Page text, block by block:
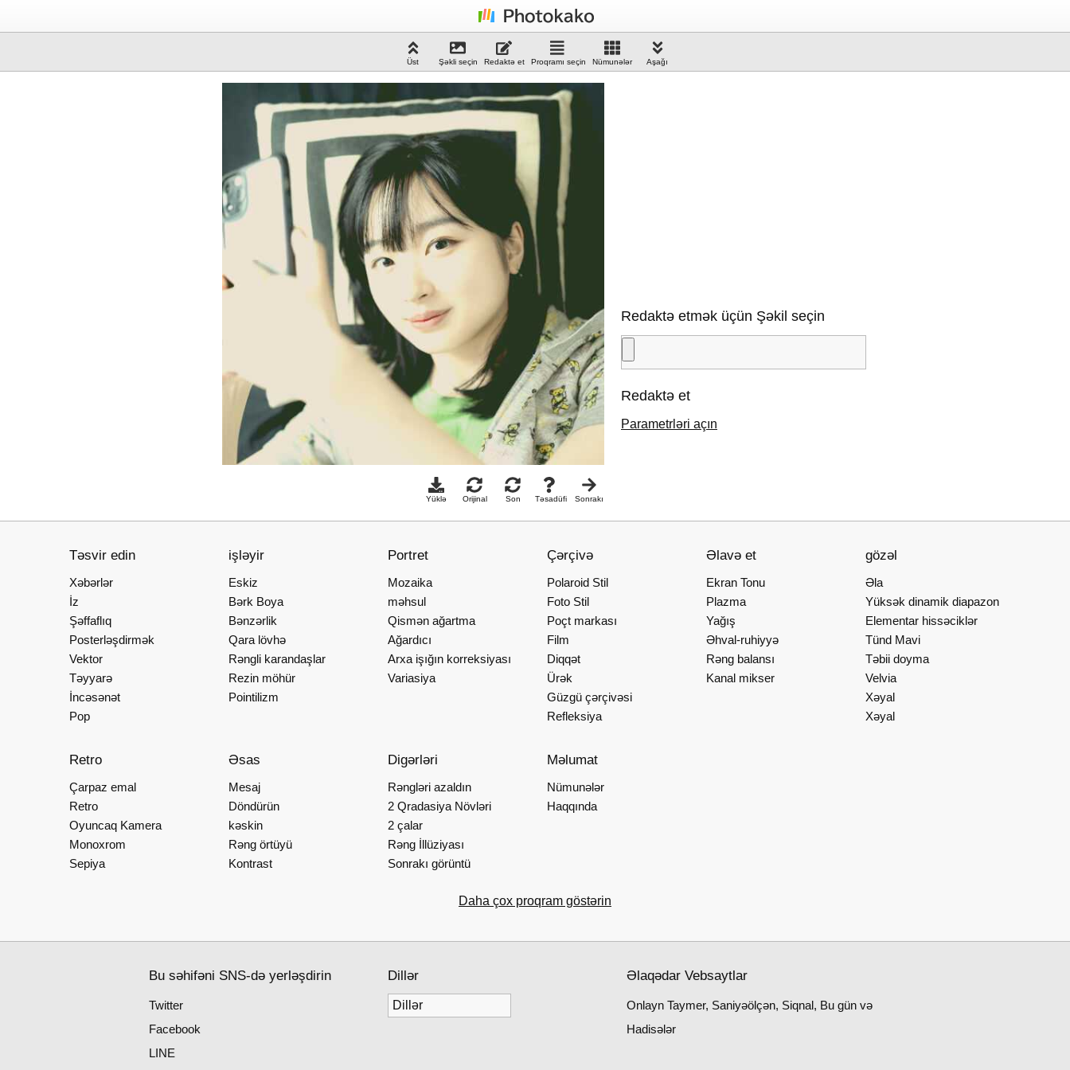
Üst Şəkli seçin Redaktə et Proqramı seçin Nümunələr Aşağı
Yüklə Orijinal Son Təsadüfi Sonrakı
Redaktə etmək üçün Şəkil seçin
Redaktə et
Parametrləri açın
Təsvir edin
Xəbərlər
İz
Şəffaflıq
Posterləşdirmək
Vektor
Təyyarə
İncəsənət
Pop
işləyir
Eskiz
Bərk Boya
Bənzərlik
Qara lövhə
Rəngli karandaşlar
Rezin möhür
Pointilizm
Portret
Mozaika
məhsul
Qismən ağartma
Ağardıcı
Arxa işığın korreksiyası
Variasiya
Çərçivə
Polaroid Stil
Foto Stil
Poçt markası
Film
Diqqət
Ürək
Güzgü çərçivəsi
Refleksiya
Əlavə et
Ekran Tonu
Plazma
Yağış
Əhval-ruhiyyə
Rəng balansı
Kanal mikser
gözəl
Əla
Yüksək dinamik diapazon
Elementar hissəciklər
Tünd Mavi
Təbii doyma
Velvia
Xəyal
Xəyal
Retro
Çarpaz emal
Retro
Oyuncaq Kamera
Monoxrom
Sepiya
Əsas
Mesaj
Döndürün
kəskin
Rəng örtüyü
Kontrast
Digərləri
Rəngləri azaldın
2 Qradasiya Növləri
2 çalar
Rəng İllüziyası
Sonrakı görüntü
Məlumat
Nümunələr
Haqqında
Daha çox proqram göstərin
Bu səhifəni SNS-də yerləşdirin
Twitter
Facebook
LINE
Dillər Əlaqədar Vebsaytlar
Onlayn Taymer, Saniyəölçən, Siqnal, Bu gün və
Hadisələr